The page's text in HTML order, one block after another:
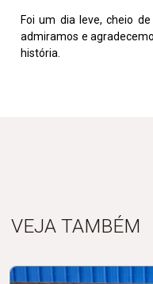
Foi um dia leve, cheio
admiramos e
história.
VEJA TAMBÉM